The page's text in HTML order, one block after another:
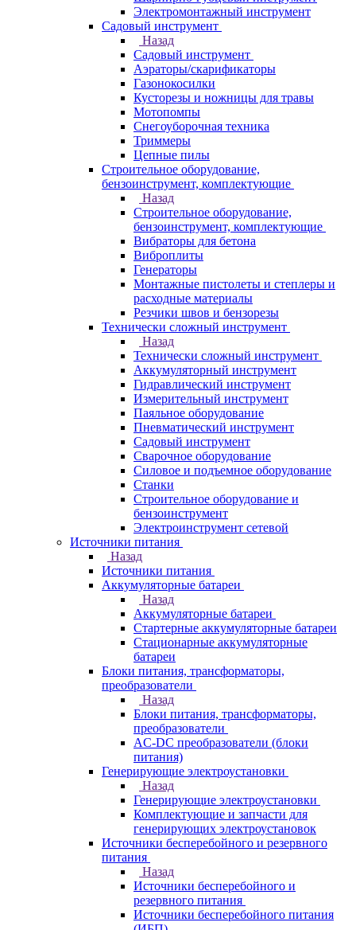
Электромонтажный инструмент
Садовый инструмент
Назад
Садовый инструмент
Аэраторы/скарификаторы
Газонокосилки
Кусторезы и ножницы для травы
Мотопомпы
Снегоуборочная техника
Триммеры
Цепные пилы
Строительное оборудование,
бензоинструмент, комплектующие
Назад
Строительное оборудование,
бензоинструмент, комплектующие
Вибраторы для бетона
Виброплиты
Генераторы
Монтажные пистолеты и степлеры и
расходные материалы
Резчики швов и бензорезы
Технически сложный инструмент
Назад
Технически сложный инструмент
Аккумуляторный инструмент
Гидравлический инструмент
Измерительный инструмент
Паяльное оборудование
Пневматический инструмент
Садовый инструмент
Сварочное оборудование
Силовое и подъемное оборудование
Станки
Строительное оборудование и
бензоинструмент
Электроинструмент сетевой
Источники питания
Назад
Источники питания
Аккумуляторные батареи
Назад
Аккумуляторные батареи
Стартерные аккумуляторные батареи
Стационарные аккумуляторные
батареи
Блоки питания, трансформаторы,
преобразователи
Назад
Блоки питания, трансформаторы,
преобразователи
AC-DC преобразователи (блоки
питания)
Генерирующие электроустановки
Назад
Генерирующие электроустановки
Комплектующие и запчасти для
генерирующих электроустановок
Источники бесперебойного и резервного
питания
Назад
Источники бесперебойного и
резервного питания
Источники бесперебойного питания